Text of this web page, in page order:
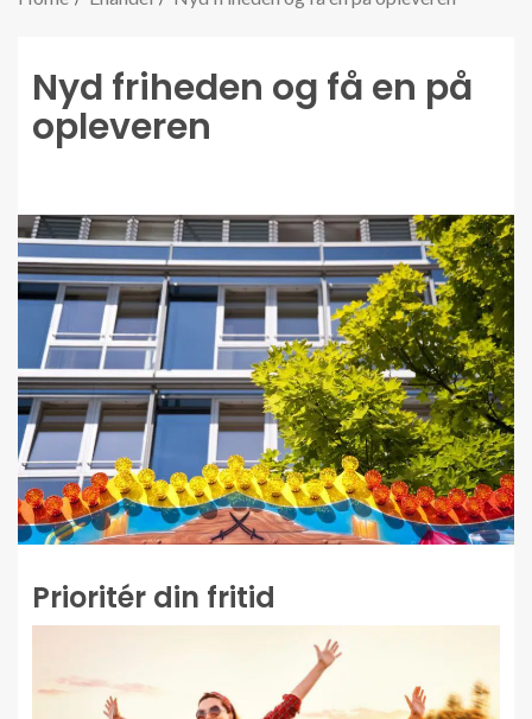
Nyd friheden og få en på
opleveren
Prioritér din fritid